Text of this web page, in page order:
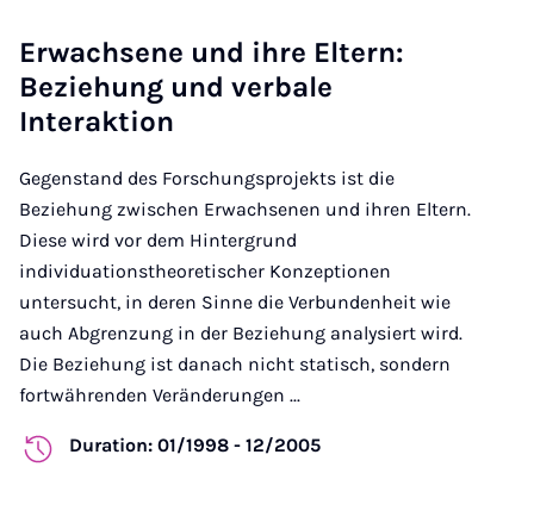
Erwachsene und ihre Eltern:
Beziehung und verbale
Interaktion
Gegenstand des Forschungsprojekts ist die
Beziehung zwischen Erwachsenen und ihren Eltern.
Diese wird vor dem Hintergrund
individuationstheoretischer Konzeptionen
untersucht, in deren Sinne die Verbundenheit wie
auch Abgrenzung in der Beziehung analysiert wird.
Die Beziehung ist danach nicht statisch, sondern
fortwährenden Veränderungen ...
Duration: 01/1998 - 12/2005